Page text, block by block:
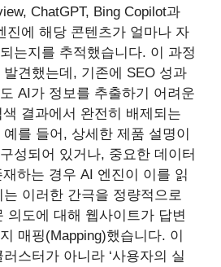
ChatGPT, Bing Copilot과
진에 해당 콘텐츠가 얼마나 자
는지를 추적했습니다. 이 과정
견했는데, 기존에 SEO 성과
AI가 정보를 추출하기 어려운
결과에서 완전히 배제되는
를 들어, 상세한 제품 설명이
성되어 있거나, 중요한 데이터
하는 경우 AI 엔진이 이를 읽
이러한 간극을 정량적으로
의도에 대해 웹사이트가 답변
매핑(Mapping)했습니다. 이
스터가 아니라 ‘사용자의 실